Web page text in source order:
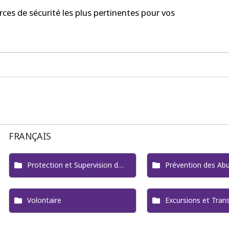
de sécurité les plus pertinentes pour vos
FRANÇAIS
Protection et Supervision des Enfants Prévention des
Volontaire Excursions et